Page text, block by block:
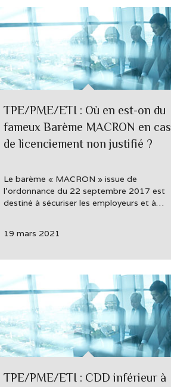
TPE/PME/ETI : Où en est-on du
fameux Barème MACRON en cas
de licenciement non justifié ?
Le barème « MACRON » issue de
l’ordonnance du 22 septembre 2017 est
destiné à sécuriser les employeurs et à…
19 mars 2021
TPE/PME/ETI : CDD inférieur à